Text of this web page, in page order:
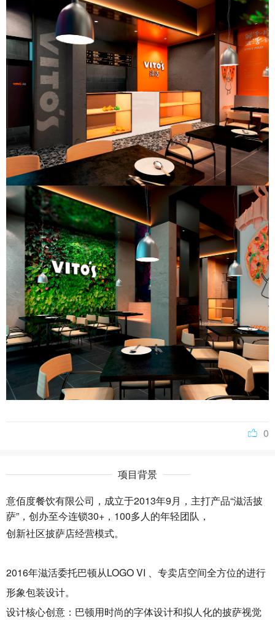
0
项目背景
意佰度餐饮有限公司，成立于2013年9月，主打产品“滋活披
萨”，创办至今连锁30+，100多人的年轻团队，
创新社区披萨店经营模式。
2016年滋活委托巴顿从LOGO VI 、专卖店空间全方位的进行
形象包装设计。
设计核心创意：巴顿用时尚的字体设计和拟人化的披萨视觉